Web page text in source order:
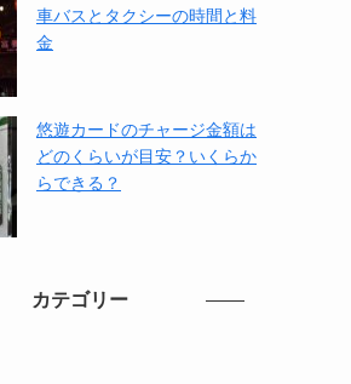
車バスとタクシーの時間と料
金
悠遊カードのチャージ金額は
どのくらいが目安？いくらか
らできる？
カテゴリー